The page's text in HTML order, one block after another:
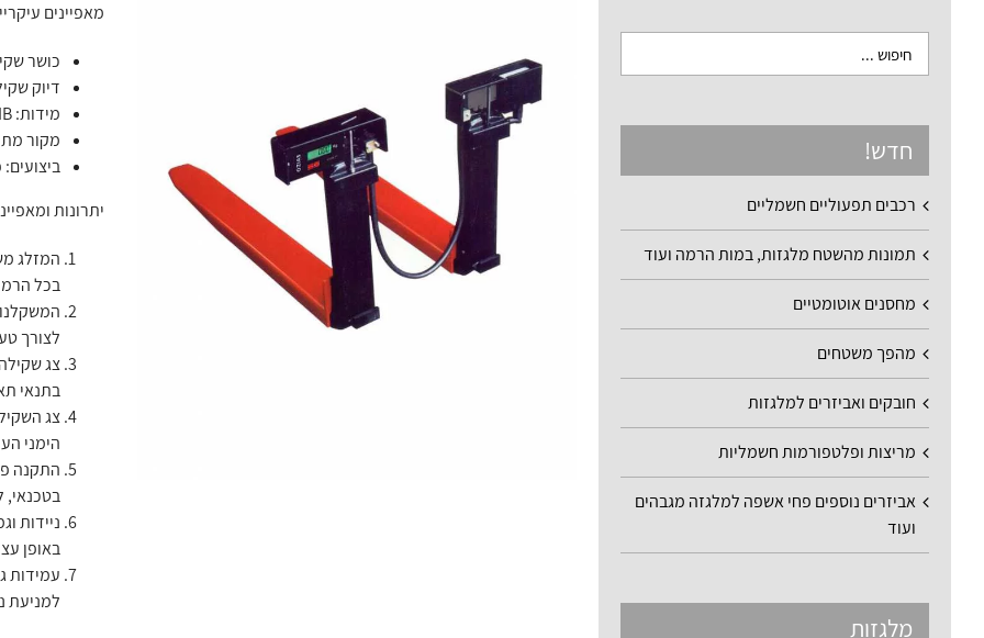
מאפיינים
כושר שקילה: 2,500 ק"ג /
דיוק שקילה:
מידות: IIA / IIB / IIIA / IIIB (ניתן להתאים מידות נוספות לפי דרישות הלקוח).
מקור
יתרונות
המזלג
בכל
לצורך
בתנאי
צג
הימני
התקנה
בטכנאי,
ניידות
באופן
למניעת
חדש!
רכבים תפעוליים חשמליים
תמונות מהשטח מלגזות, במות הרמה ועוד
מחסנים אוטומטיים
מהפך משטחים
חובקים ואביזרים למלגזות
מריצות ופלטפורמות חשמליות
אביזרים נוספים פחי אשפה למלגזה מגבהים
ועוד
מלגזות